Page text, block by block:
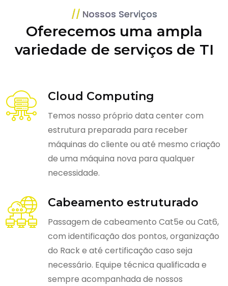
Nossos Serviços
Oferecemos uma ampla
variedade de serviços de TI
Cloud Computing
Temos nosso próprio data center com
estrutura preparada para receber
máquinas do cliente ou até mesmo criação
de uma máquina nova para qualquer
necessidade.
Cabeamento estruturado
Passagem de cabeamento Cat5e ou Cat6,
com identificação dos pontos, organização
do Rack e até certificação caso seja
necessário. Equipe técnica qualificada e
sempre acompanhada de nossos